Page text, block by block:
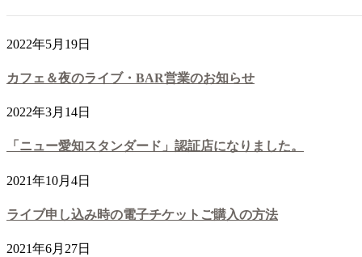
2022年5月19日
カフェ＆夜のライブ・BAR営業のお知らせ
2022年3月14日
「ニュー愛知スタンダード」認証店になりました。
2021年10月4日
ライブ申し込み時の電子チケットご購入の方法
2021年6月27日